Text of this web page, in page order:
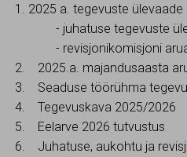
1. 2025 a. tegevuste ülevaade
- juhatuse tegevuste
- revisjonikomisjoni
2. 2025.a. majandusaasta
3. Seaduse töörühma
4. Tegevuskava 2025/2026
5. Eelarve 2026 tutvustus
6. Juhatuse, aukohtu ja